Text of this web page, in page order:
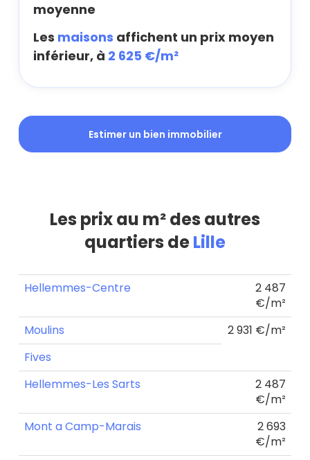
moyenne
Les maisons affichent un prix moyen
inférieur, à 2 625 €/m²
Estimer un bien immobilier
Les prix au m² des autres
quartiers deLille
Hellemmes-Centre
2 487
€/m²
Moulins
2 931 €/m²
Fives
Hellemmes-Les Sarts
2 487
€/m²
Mont a Camp-Marais
2 693
€/m²